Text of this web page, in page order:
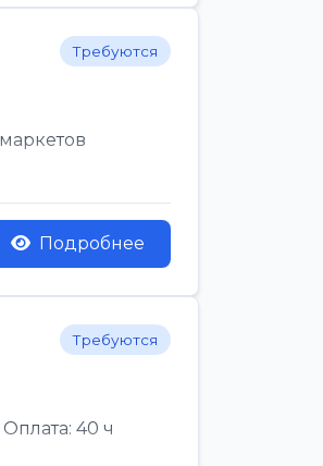
Требуются
Подробнее
Требуются
40 ч